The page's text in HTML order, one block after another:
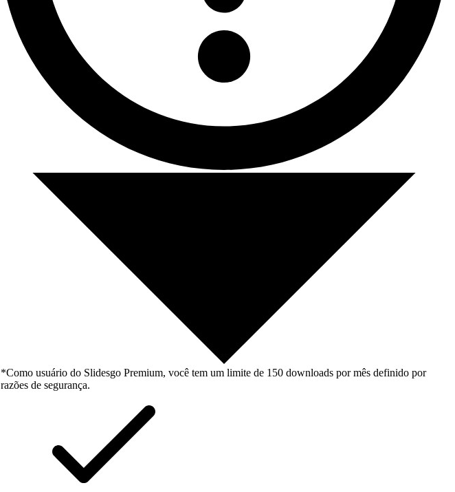
*Como usuário do Slidesgo Premium, você tem um limite de 150 downloads por mês definido por
razões de segurança.